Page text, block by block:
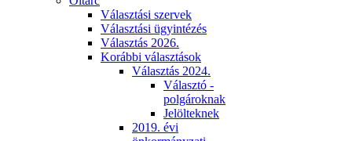
Választási szervek
Választási ügyintézés
Választás 2026.
Korábbi választások
Választás 2024.
Választó -
polgároknak
Jelölteknek
2019. évi